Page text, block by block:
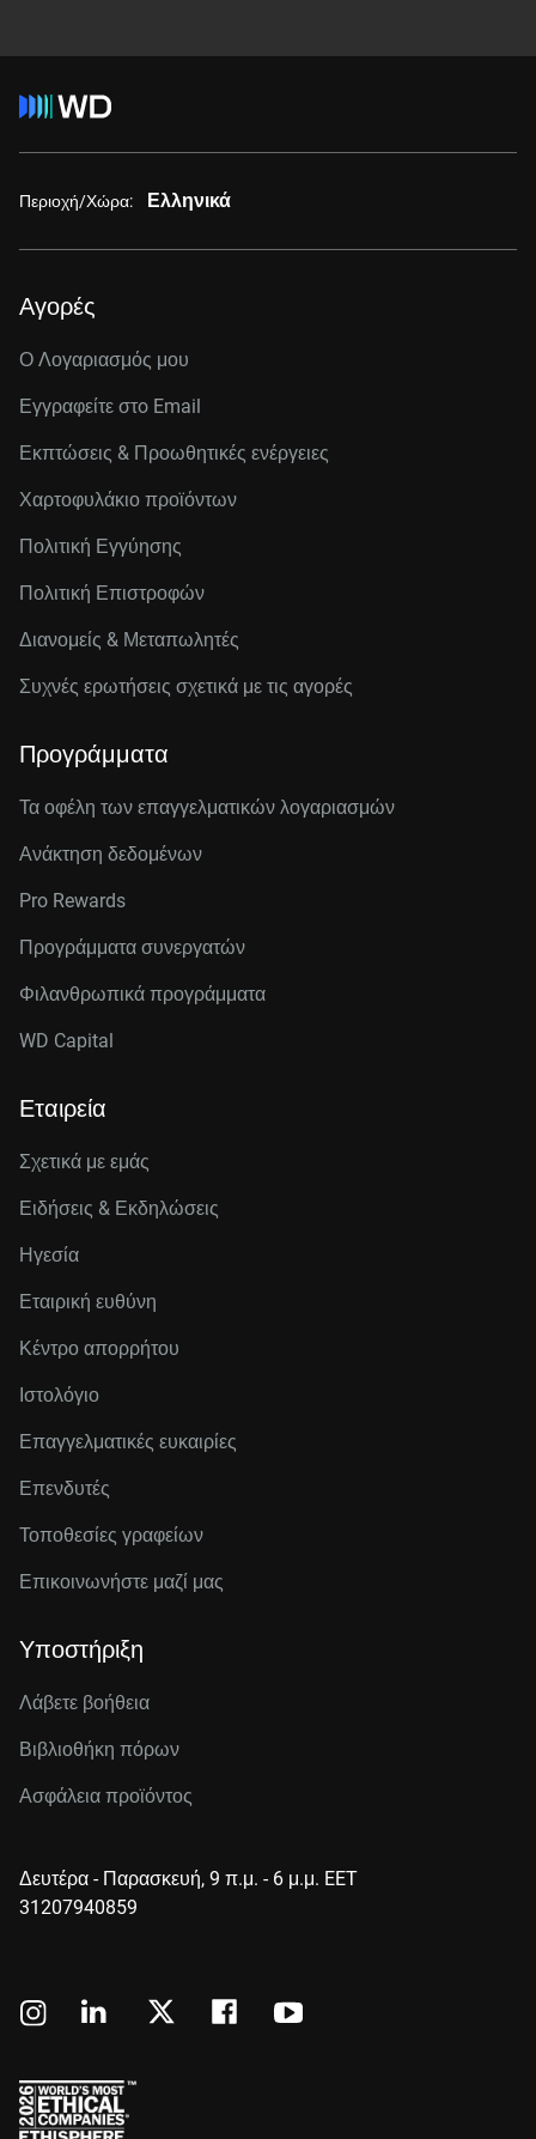
Περιοχή/Χώρα: Ελληνικά
Αγορές
Ο Λογαριασμός μου
Εγγραφείτε στo Email
Εκπτώσεις & Προωθητικές ενέργειες
Χαρτοφυλάκιο προϊόντων
Πολιτική Εγγύησης
Πολιτική Επιστροφών
Διανομείς & Μεταπωλητές
Συχνές ερωτήσεις σχετικά με τις αγορές
Προγράμματα
Τα οφέλη των επαγγελματικών λογαριασμών
Ανάκτηση δεδομένων
Pro Rewards
Προγράμματα συνεργατών
Φιλανθρωπικά προγράμματα
WD Capital
Εταιρεία
Σχετικά με εμάς
Ειδήσεις & Εκδηλώσεις
Ηγεσία
Εταιρική ευθύνη
Κέντρο απορρήτου
Ιστολόγιο
Επαγγελματικές ευκαιρίες
Επενδυτές
Τοποθεσίες γραφείων
Επικοινωνήστε μαζί μας
Υποστήριξη
Λάβετε βοήθεια
Βιβλιοθήκη πόρων
Ασφάλεια προϊόντος
Δευτέρα - Παρασκευή, 9 π.μ. - 6 μ.μ. EET
31207940859